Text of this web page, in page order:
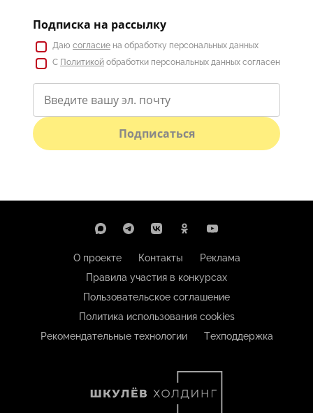
Подписка на рассылку
Даю согласие на обработку персональных данных
С Политикой обработки персональных данных согласен
Подписаться
О проекте Контакты
Реклама
Правила участия в конкурсах
Пользовательское соглашение
Политика использования cookies
Рекомендательные технологии
Техподдержка